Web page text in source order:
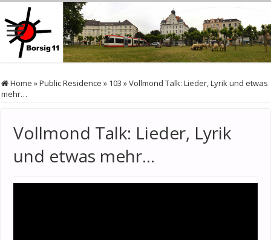
Home »Public Residence » 103 »Vollmond Talk: Lieder, Lyrik und etwas
mehr…
Vollmond Talk: Lieder, Lyrik
und etwas mehr…